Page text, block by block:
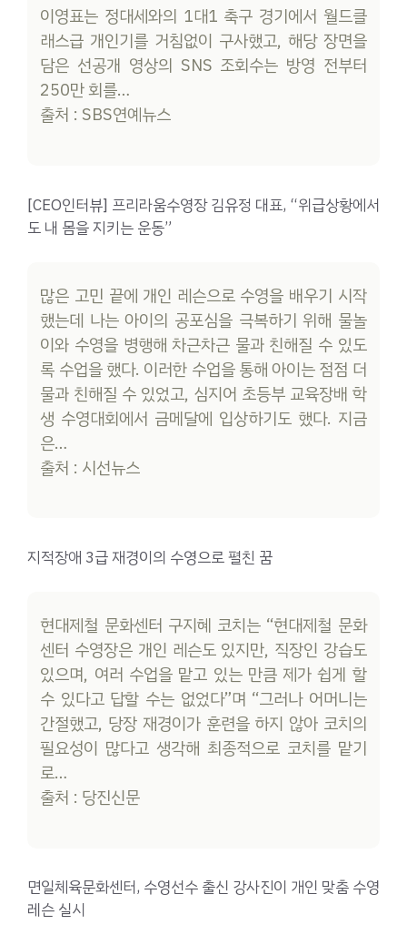
이영표는 정대세와의 1대1 축구 경기에서 월드클
래스급 개인기를 거침없이 구사했고, 해당 장면을
담은 선공개 영상의 SNS 조회수는 방영 전부터
250만 회를…
출처 : SBS연예뉴스
[CEO인터뷰] 프리라움수영장 김유정 대표, “위급상황에서
도 내 몸을 지키는 운동”
많은 고민 끝에 개인 레슨으로 수영을 배우기 시작
했는데 나는 아이의 공포심을 극복하기 위해 물놀
이와 수영을 병행해 차근차근 물과 친해질 수 있도
록 수업을 했다. 이러한 수업을 통해 아이는 점점 더
물과 친해질 수 있었고, 심지어 초등부 교육장배 학
생 수영대회에서 금메달에 입상하기도 했다. 지금
은…
출처 : 시선뉴스
지적장애 3급 재경이의 수영으로 펼친 꿈
현대제철 문화센터 구지혜 코치는 “현대제철 문화
센터 수영장은 개인 레슨도 있지만, 직장인 강습도
있으며, 여러 수업을 맡고 있는 만큼 제가 쉽게 할
수 있다고 답할 수는 없었다”며 “그러나 어머니는
간절했고, 당장 재경이가 훈련을 하지 않아 코치의
필요성이 많다고 생각해 최종적으로 코치를 맡기
로…
출처 : 당진신문
면일체육문화센터, 수영선수 출신 강사진이 개인 맞춤 수영
레슨 실시